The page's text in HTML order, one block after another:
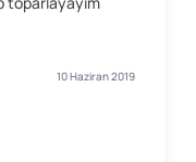
10 Haziran 2019